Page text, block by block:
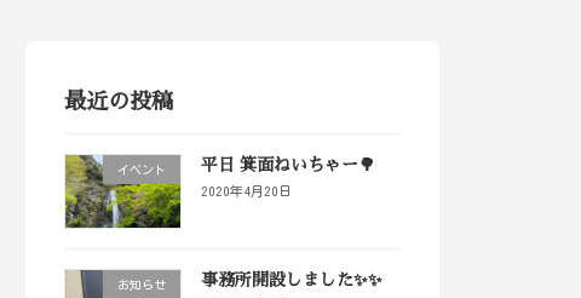
最近の投稿
イベント 平日 箕面ねいちゃー🌳
2020年4月20日
お知らせ 事務所開設しました✨✨